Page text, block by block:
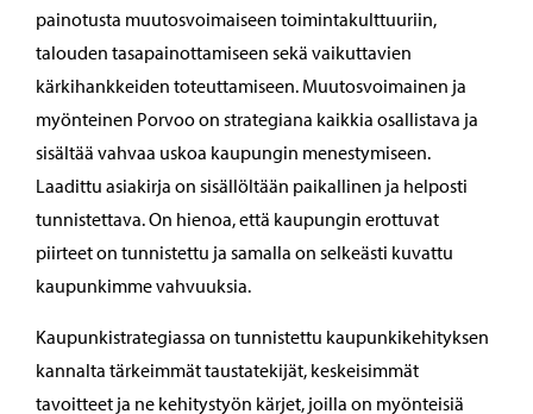
painotusta muutosvoimaiseen toimintakulttuuriin,
talouden tasapainottamiseen sekä vaikuttavien
kärkihankkeiden toteuttamiseen. Muutosvoimainen ja
myönteinen Porvoo on strategiana kaikkia osallistava ja
sisältää vahvaa uskoa kaupungin menestymiseen.
Laadittu asiakirja on sisällöltään paikallinen ja helposti
tunnistettava. On hienoa, että kaupungin erottuvat
piirteet on tunnistettu ja samalla on selkeästi kuvattu
kaupunkimme vahvuuksia.
Kaupunkistrategiassa on tunnistettu kaupunkikehityksen
kannalta tärkeimmät taustatekijät, keskeisimmät
tavoitteet ja ne kehitystyön kärjet, joilla on myönteisiä